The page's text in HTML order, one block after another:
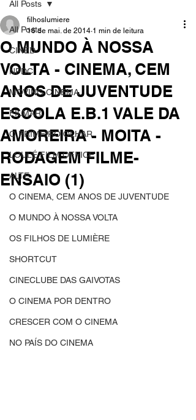
All Posts
CINED
NPDC
MOVING CINEMA
FILMAR
O PRIMEIRO OLHAR
LOULÉ FILM OFFICE
ALTE
O CINEMA, CEM ANOS DE JUVENTUDE
O MUNDO À NOSSA VOLTA
OS FILHOS DE LUMIÈRE
SHORTCUT
CINECLUBE DAS GAIVOTAS
O CINEMA POR DENTRO
CRESCER COM O CINEMA
NO PAÍS DO CINEMA
All Posts
O MUNDO À NOSSA
VOLTA - CINEMA, CEM
ANOS DE JUVENTUDE
ESCOLA E.B.1 VALE DA
AMOREIRA - MOITA -
RODAGEM FILME-
ENSAIO (1)
filhoslumiere
16 de mai. de 2014 1 min de leitura